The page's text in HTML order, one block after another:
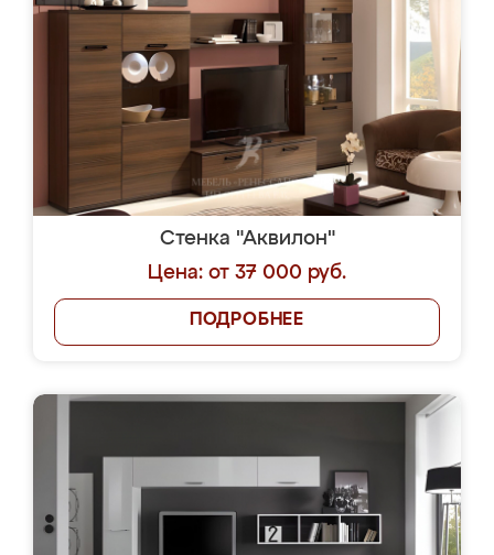
Стенка "Аквилон"
Цена: от 37 000 руб.
ПОДРОБНЕЕ